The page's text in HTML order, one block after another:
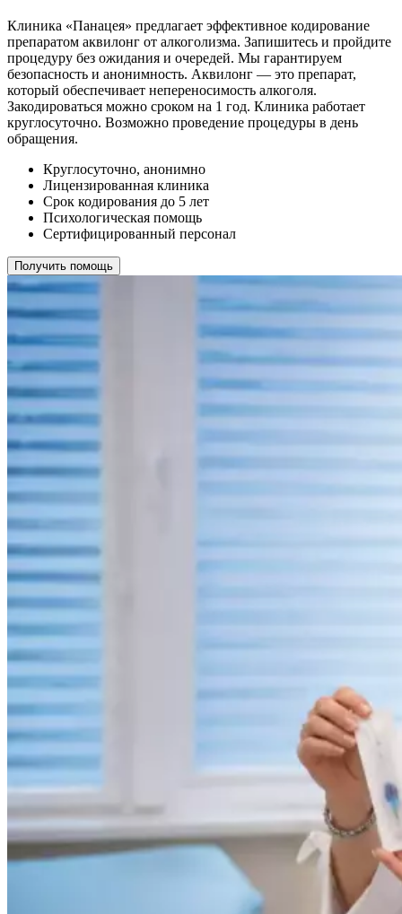
Клиника «Панацея» предлагает эффективное кодирование
препаратом аквилонг от алкоголизма. Запишитесь и пройдите
процедуру без ожидания и очередей. Мы гарантируем
безопасность и анонимность. Аквилонг — это препарат,
который обеспечивает непереносимость алкоголя.
Закодироваться можно сроком на 1 год. Клиника работает
круглосуточно. Возможно проведение процедуры в день
обращения.
Круглосуточно, анонимно
Лицензированная клиника
Срок кодирования до 5 лет
Психологическая помощь
Сертифицированный персонал
Получить помощь